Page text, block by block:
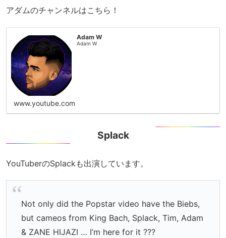
アダムのチャンネルはこちら！
Adam W
Adam W
www.youtube.com
Splack
YouTuberのSplackも出演しています。
Not only did the Popstar video have the Biebs,
but cameos from King Bach, Splack, Tim, Adam
& ZANE HIJAZI … I’m here for it ???